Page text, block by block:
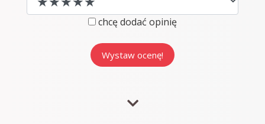
chcę dodać opinię